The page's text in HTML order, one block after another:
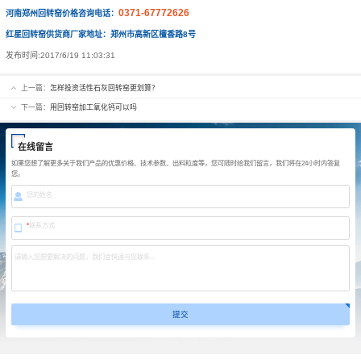
河南郑州回转窑价格咨询电话： 0371-67772626
红星回转窑供货商厂家地址：郑州市高新区檀香路8号
发布时间:2017/6/19 11:03:31
上一篇：怎样投资活性石灰回转窑更划算？
下一篇：用回转窑加工氧化钙可以吗
在线留言
如果您想了解更多关于我们产品的优惠价格、技术参数、出料粒度等，您可随时给我们留言，我们将在24小时内答复
您。
您的姓名
*联系方式
请输入您想要解决的问题，我们会快速与您联系...